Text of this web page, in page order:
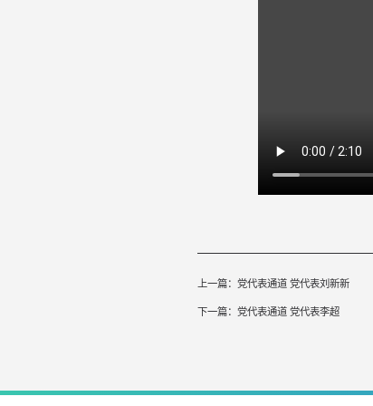
上一篇： 党代表通道 党代表刘新新
下一篇： 党代表通道 党代表李超